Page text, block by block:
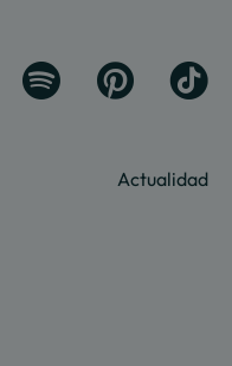
Actualidad